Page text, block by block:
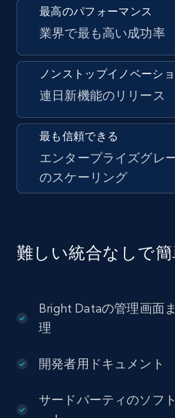
最高のパフォーマンス
業界で最も高い成功率
ノンストップイノベーシ
連日新機能のリリース
最も信頼できる
エンタープライズグレ
のスケーリング
難しい統合なしで
Bright Dataの管理画面
理
開発者用ドキュメント
サードパーティのソフ